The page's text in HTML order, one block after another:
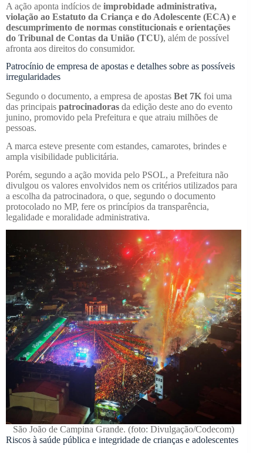
A ação aponta indícios de improbidade administrativa,
violação ao Estatuto da Criança e do Adolescente (ECA) e
descumprimento de normas constitucionais e orientações
do Tribunal de Contas da União (TCU), além de possível
afronta aos direitos do consumidor.
Patrocínio de empresa de apostas e detalhes sobre as possíveis
irregularidades
Segundo o documento, a empresa de apostas Bet 7K foi uma
das principais patrocinadoras da edição deste ano do evento
junino, promovido pela Prefeitura e que atraiu milhões de
pessoas.
A marca esteve presente com estandes, camarotes, brindes e
ampla visibilidade publicitária.
Porém, segundo a ação movida pelo PSOL, a Prefeitura não
divulgou os valores envolvidos nem os critérios utilizados para
a escolha da patrocinadora, o que, segundo o documento
protocolado no MP, fere os princípios da transparência,
legalidade e moralidade administrativa.
São João de Campina Grande. (foto: Divulgação/Codecom)
Riscos à saúde pública e integridade de crianças e adolescentes